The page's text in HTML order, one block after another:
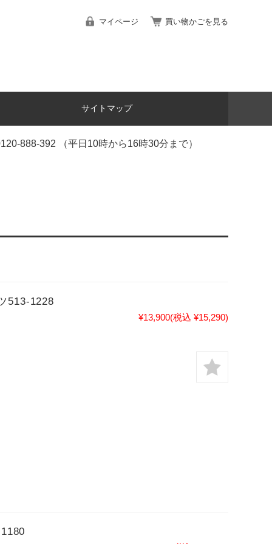
マイページ 買い物かごを見る
サイトマップ
888-392 （平日10時から16時30分まで）
513-1228
¥13,900(税込 ¥15,290)